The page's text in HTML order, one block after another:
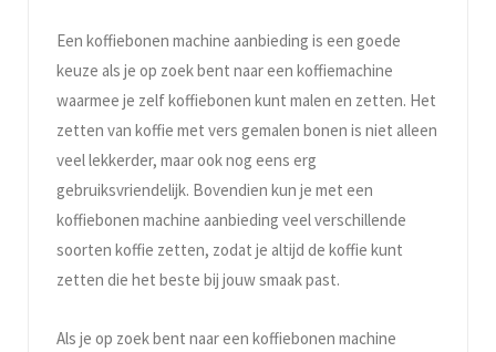
Een koffiebonen machine aanbieding is een goede
keuze als je op zoek bent naar een koffiemachine
waarmee je zelf koffiebonen kunt malen en zetten. Het
zetten van koffie met vers gemalen bonen is niet alleen
veel lekkerder, maar ook nog eens erg
gebruiksvriendelijk. Bovendien kun je met een
koffiebonen machine aanbieding veel verschillende
soorten koffie zetten, zodat je altijd de koffie kunt
zetten die het beste bij jouw smaak past.
Als je op zoek bent naar een koffiebonen machine